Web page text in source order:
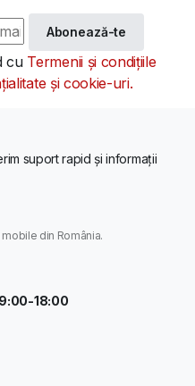
Abonează-te
cu Termenii și condițiile
și cookie-uri.
suport rapid și informații
din România.
18:00